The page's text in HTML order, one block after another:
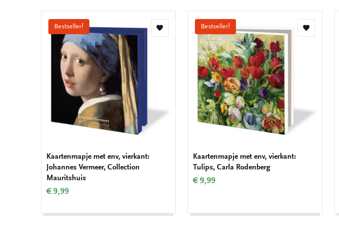
Bestseller!
Toevoegen
Kaartenmapje met env, vierkant:
Johannes Vermeer, Collection
Mauritshuis
€ 9,99
Bestseller!
Toevoegen
Kaartenmapje met env, vierkant:
Tulips, Carla Rodenberg
€ 9,99